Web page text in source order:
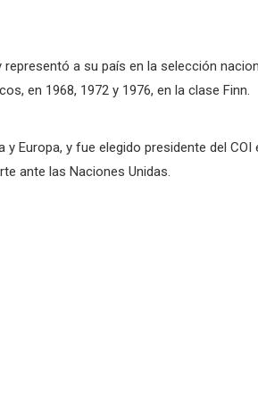
a su país en la selección
en 1968, 1972 y 1976, en la clase Finn.
y fue elegido presidente del COI
ante las Naciones Unidas.